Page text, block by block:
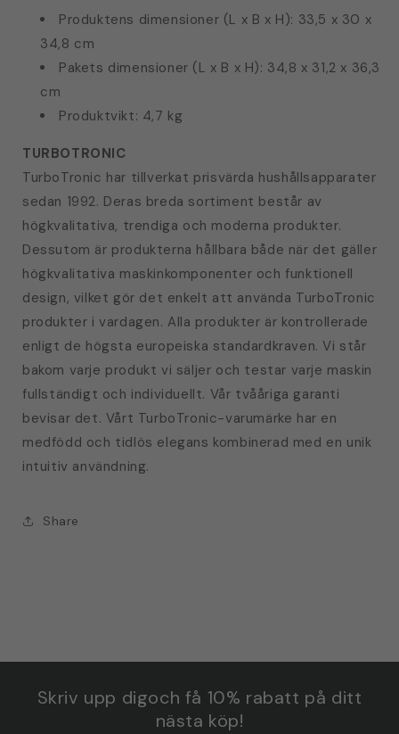
Produktens dimensioner (L x B x H): 33,5 x 30 x
34,8 cm
Pakets dimensioner (L x B x H): 34,8 x 31,2 x 36,3
cm
Produktvikt: 4,7 kg
TURBOTRONIC
TurboTronic har tillverkat prisvärda hushållsapparater
sedan 1992. Deras breda sortiment består av
högkvalitativa, trendiga och moderna produkter.
Dessutom är produkterna hållbara både när det gäller
högkvalitativa maskinkomponenter och funktionell
design, vilket gör det enkelt att använda TurboTronic
produkter i vardagen. Alla produkter är kontrollerade
enligt de högsta europeiska standardkraven. Vi står
bakom varje produkt vi säljer och testar varje maskin
fullständigt och individuellt. Vår tvååriga garanti
bevisar det. Vårt TurboTronic-varumärke har en
medfödd och tidlös elegans kombinerad med en unik
intuitiv användning.
Share
Skriv upp digoch få 10% rabatt på ditt
nästa köp!